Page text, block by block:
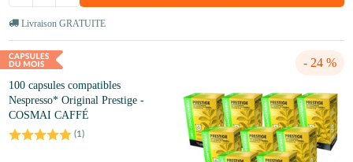
Livraison GRATUITE
- 24 %
100 capsules compatibles
Nespresso* Original Prestige -
COSMAI CAFFÉ
(1 )